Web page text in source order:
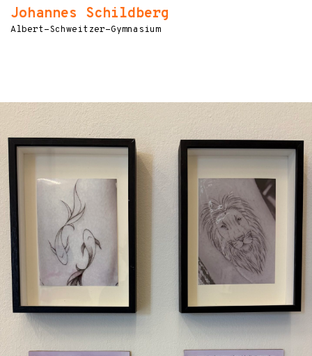
Johannes Schildberg
Albert-Schweitzer-Gymnasium